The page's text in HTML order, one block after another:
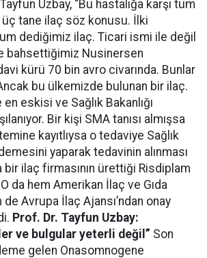
Uzbay, “Bu hastalığa karşı tüm
üç tane ilaç söz konusu. İlki
dediğimiz ilaç. Ticari ismi ile değil
bahsettiğimiz Nusinersen
kürü 70 bin avro civarında. Bunlar
bu ülkemizde bulunan bir ilaç.
eskisi ve Sağlık Bakanlığı
Bir kişi SMA tanısı almışsa
kayıtlıysa o tedaviye Sağlık
yaparak tedavinin alınması
bir ilaç firmasının ürettiği Risdiplam
da hem Amerikan İlaç ve Gıda
de Avrupa İlaç Ajansı’ndan onay
Prof. Dr. Tayfun Uzbay:
ve bulgular yeterli değil” Son
gelen Onasomnogene